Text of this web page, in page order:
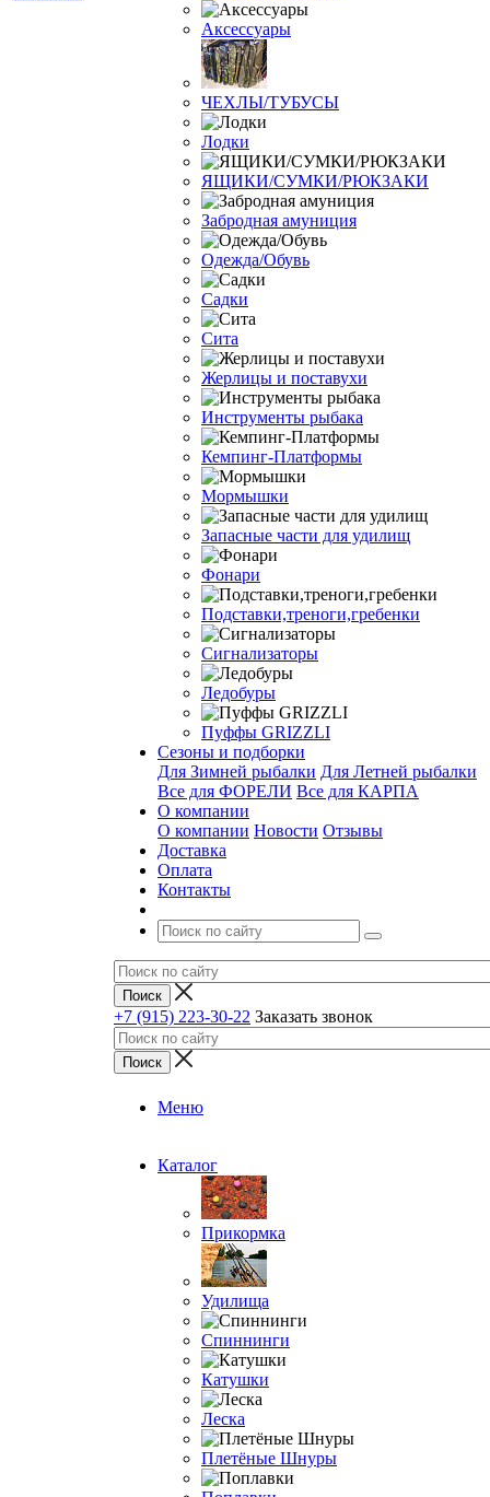
Аксессуары
ЧЕХЛЫ/ТУБУСЫ
Лодки
ЯЩИКИ/СУМКИ/РЮКЗАКИ
Забродная амуниция
Одежда/Обувь
Садки
Сита
Жерлицы и поставухи
Инструменты рыбака
Кемпинг-Платформы
Мормышки
Запасные части для удилищ
Фонари
Подставки,треноги,гребенки
Сигнализаторы
Ледобуры
Пуффы GRIZZLI
Сезоны и подборки
Для Зимней рыбалки Для Летней рыбалки
Все для ФОРЕЛИ Все для КАРПА
О компании
О компании Новости Отзывы
Доставка
Оплата
Контакты
+7 (915) 223-30-22 Заказать звонок
Меню
Каталог
Прикормка
Удилища
Спиннинги
Катушки
Леска
Плетёные Шнуры